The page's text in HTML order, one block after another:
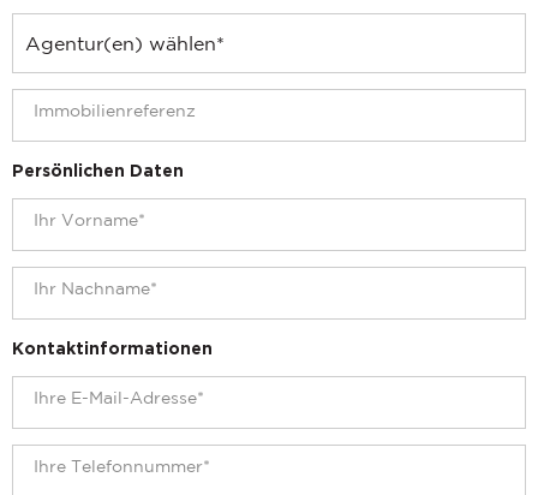
Persönlichen Daten
Kontaktinformationen